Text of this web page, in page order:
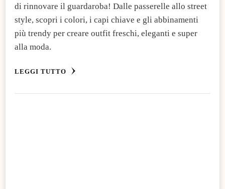
di rinnovare il guardaroba! Dalle passerelle allo street
style, scopri i colori, i capi chiave e gli abbinamenti
più trendy per creare outfit freschi, eleganti e super
alla moda.
LEGGI TUTTO